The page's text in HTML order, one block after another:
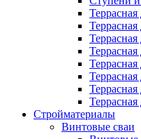
Террасная
Террасная
Террасная
Террасная
Террасная
Стройматериалы
Винтовые сваи